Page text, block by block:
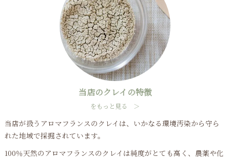
当店のクレイの特徴
をもっと見る ＞
当店が扱うアロマフランスのクレイは、いかなる環境汚染から守ら
れた地域で採掘されています。
100％天然のアロマフランスのクレイは純度がとても高く、農薬や化